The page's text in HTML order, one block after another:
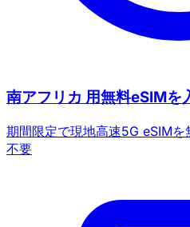
南アフリカ 用無料eSIMを
期間限定で現地高速5G eSIM
不要